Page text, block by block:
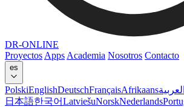
DR-ONLINE
Proyectos Apps Academia Nosotros Contacto
es
PolskiEnglishDeutschFrançaisAfrikaansالعربية
日本語한국어LatviešuNorskNederlands